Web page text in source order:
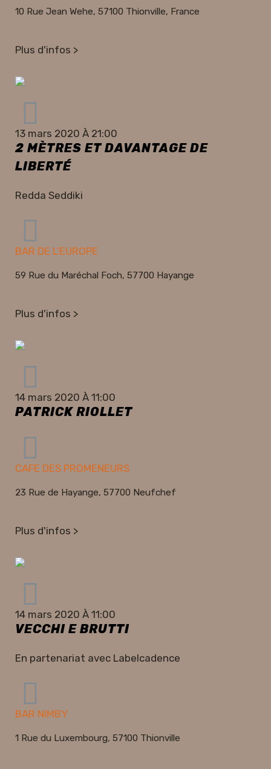
10 Rue Jean Wehe, 57100 Thionville, France
Plus d'infos >
13 mars 2020 À 21:00
2 MÈTRES ET DAVANTAGE DE
LIBERTÉ
Redda Seddiki
BAR DE L’EUROPE
59 Rue du Maréchal Foch, 57700 Hayange
Plus d'infos >
14 mars 2020 À 11:00
PATRICK RIOLLET
CAFE DES PROMENEURS
23 Rue de Hayange, 57700 Neufchef
Plus d'infos >
14 mars 2020 À 11:00
VECCHI E BRUTTI
En partenariat avec Labelcadence
BAR NIMBY
1 Rue du Luxembourg, 57100 Thionville